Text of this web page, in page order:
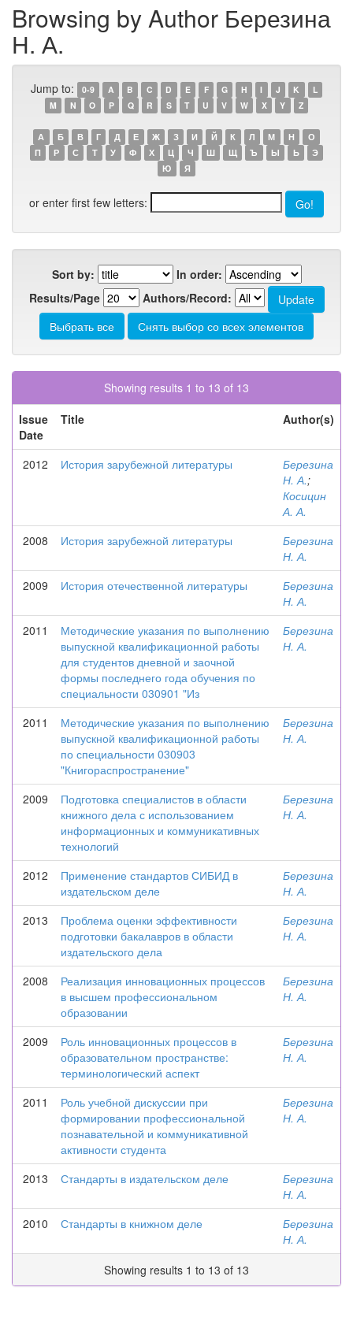
Browsing by Author Березина
Н. А.
Jump to: 0-9 A B C D E F G H I J K
L
M
N O P Q R S T U V W X Y Z
А Б В Г Д Е Ж З И Й К Л М Н
О
П
Р С Т У Ф Х Ц Ч Ш Щ Ъ Ы Ь
Э
Ю
Я
or enter first few letters:
Sort by:
In order:
Results/Page
Authors/Record:
Showing results 1 to 13 of 13
Issue
Date
Title Author(s)
2012 История зарубежной литературы
Березина
Н. А.;
Косицин
А. А.
2008
История зарубежной литературы
Березина
Н. А.
2009
История отечественной литературы
Березина
Н. А.
2011
Методические указания по выполнению
выпускной квалификационной работы
для студентов дневной и заочной
формы последнего года обучения по
специальности 030901 "Из
Березина
Н. А.
2011
Методические указания по выполнению
выпускной квалификационной работы
по специальности 030903
"Книгораспространение"
Березина
Н. А.
2009
Подготовка специалистов в области
книжного дела с использованием
информационных и коммуникативных
технологий
Березина
Н. А.
2012
Применение стандартов СИБИД в
издательском деле
Березина
Н. А.
2013
Проблема оценки эффективности
подготовки бакалавров в области
издательского дела
Березина
Н. А.
2008
Реализация инновационных процессов
в высшем профессиональном
образовании
Березина
Н. А.
2009
Роль инновационных процессов в
образовательном пространстве:
терминологический аспект
Березина
Н. А.
2011
Роль учебной дискуссии при
формировании профессиональной
познавательной и коммуникативной
активности студента
Березина
Н. А.
2013 Стандарты в издательском деле
Березина
Н. А.
2010
Стандарты в книжном деле
Березина
Н. А.
Showing results 1 to 13 of 13